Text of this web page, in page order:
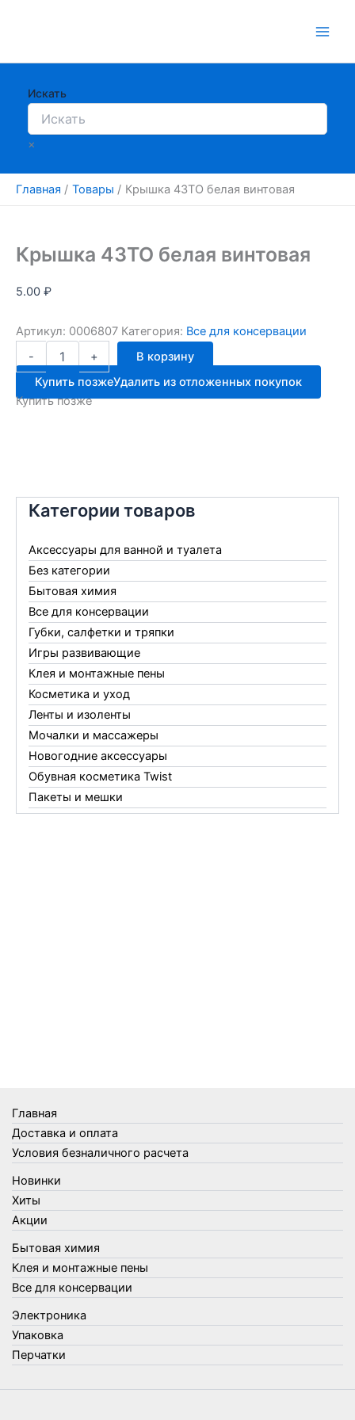
Искать
×
Главная Товары Крышка 43ТО белая винтовая
Категории товаров
Аксессуары для ванной и туалета
Без категории
Бытовая химия
Все для консервации
Губки, салфетки и тряпки
Игры развивающие
Клея и монтажные пены
Косметика и уход
Ленты и изоленты
Мочалки и массажеры
Новогодние аксессуары
Обувная косметика Twist
Пакеты и мешки
Перчатки
Товары для кухни
Товары для сада и огорода
Товары для туризма и отдыха
Упаковка
Утеплители и прочее
Фонари, лампы и удлинители
Хозяйственные товары
Швабры, стекломои, черенки и насадки
Шнуры, веревки и шпагаты
Электроника
Элементы питания
Крышка 43ТО белая винтовая
5.00 ₽
Артикул: 0006807 Категория: Все для консервации
-
Количество
товара
Крышка
43ТО
белая
+
В корзину
Купить позжеУдалить из отложенных покупок
Купить позже
Главная
Доставка и оплата
Условия безналичного расчета
Новинки
Хиты
Акции
Бытовая химия
Клея и монтажные пены
Все для консервации
Электроника
Упаковка
Перчатки